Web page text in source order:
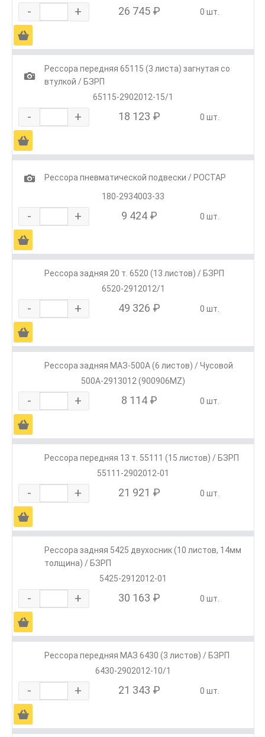
- + 26 745 ₽ 0 шт.
Ä
1
Рессора передняя 65115 (3 листа) загнутая со
втулкой / БЗРП
65115-2902012-15/1
- + 18 123 ₽ 0 шт.
Ä
1
Рессора пневматической подвески / РОСТАР
180-2934003-33
- + 9 424 ₽ 0 шт.
Ä
Рессора задняя 20 т. 6520 (13 листов) / БЗРП
6520-2912012/1
- + 49 326 ₽ 0 шт.
Ä
Рессора задняя МАЗ-500А (6 листов) / Чусовой
500А-2913012 (900906MZ)
- + 8 114 ₽ 0 шт.
Ä
Рессора передняя 13 т. 55111 (15 листов) / БЗРП
55111-2902012-01
- + 21 921 ₽ 0 шт.
Ä
Рессора задняя 5425 двухосник (10 листов, 14мм
толщина) / БЗРП
5425-2912012-01
- + 30 163 ₽ 0 шт.
Ä
Рессора передняя МАЗ 6430 (3 листов) / БЗРП
6430-2902012-10/1
- + 21 343 ₽ 0 шт.
Ä